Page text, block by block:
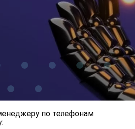
по телефонам